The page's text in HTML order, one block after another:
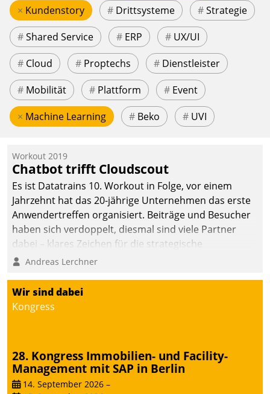
× Kundenstory # Drittsysteme #Strategie
#Shared Service # ERP # UX/UI
# Cloud # Proptechs # Dienstleister
# Mobilität # Plattform # Event
× Machine Learning # Beko # UVI
Workout 2019
Chatbot trifft Cloudscout
Es ist Datatrains 10. Workout in Folge, vor einem
Jahrzehnt hat das 20-jährige Unternehmen das erste
Anwendertreffen organisiert. Beiträge und Besucher
haben sich verdoppelt, diesmal sind viele Partner
dabei – klares Zeichen für die strategische
Fokussierung auf den Kunden.
Andreas Lerchner
Wir sind dabei
Kongress
28. Kongress Immobilien- und Facility-
Management mit SAP in Berlin
14. September 2026 –